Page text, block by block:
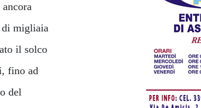
di migliaia
il solco
fino ad
del